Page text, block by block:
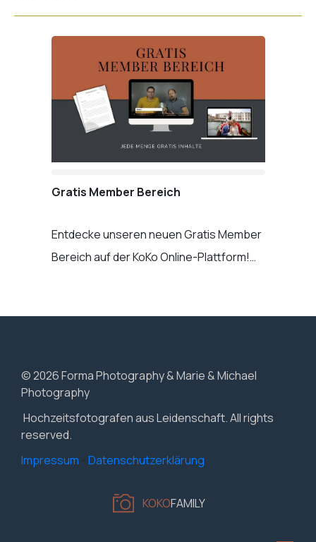
Gratis Member Bereich
Entdecke unseren neuen Gratis Member
Bereich auf der KoKo Online-Plattform!…
KOKOFAMILY
© 2026 Forma Photography & Marie & Michael
Photography
Hochzeitsfotografen aus Leidenschaft. All rights
reserved.
Impressum -Datenschutzerklärung